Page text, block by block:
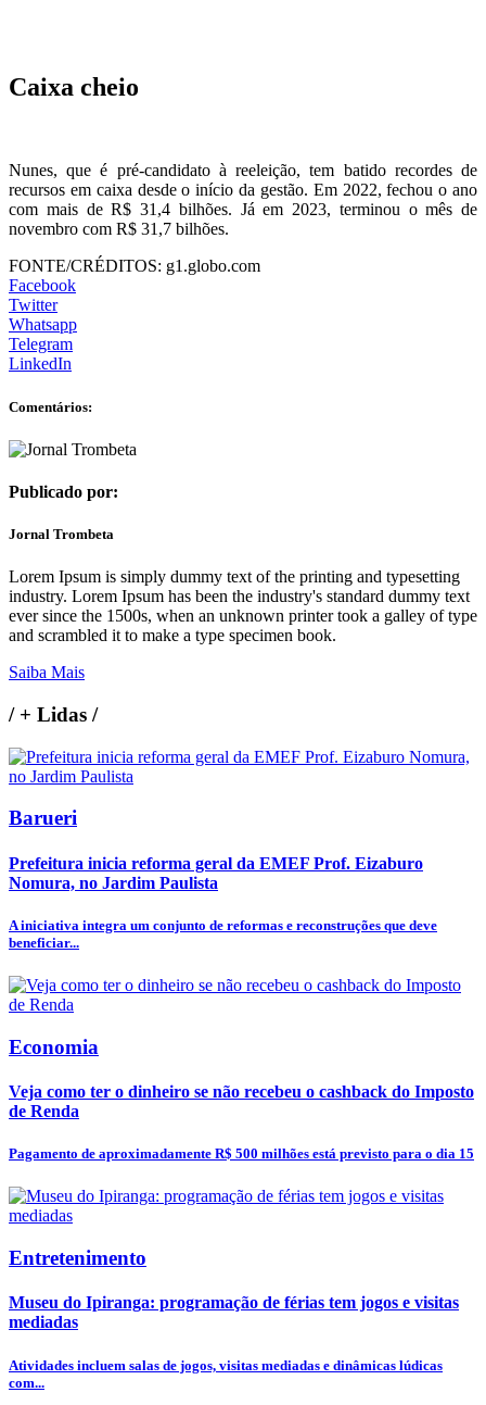
Caixa cheio
Nunes, que é pré-candidato à reeleição, tem batido recordes de
recursos em caixa desde o início da gestão. Em 2022, fechou o ano
com mais de R$ 31,4 bilhões. Já em 2023, terminou o mês de
novembro com R$ 31,7 bilhões.
FONTE/CRÉDITOS: g1.globo.com
Facebook
Twitter
Whatsapp
Telegram
LinkedIn
Comentários:
Publicado por:
Jornal Trombeta
Lorem Ipsum is simply dummy text of the printing and typesetting
industry. Lorem Ipsum has been the industry's standard dummy text
ever since the 1500s, when an unknown printer took a galley of type
and scrambled it to make a type specimen book.
Saiba Mais
/+ Lidas /
Barueri
Prefeitura inicia reforma geral da EMEF Prof. Eizaburo
Nomura, no Jardim Paulista
A iniciativa integra um conjunto de reformas e reconstruções que deve
beneficiar...
Economia
Veja como ter o dinheiro se não recebeu o cashback do Imposto
de Renda
Pagamento de aproximadamente R$ 500 milhões está previsto para o dia 15
Entretenimento
Museu do Ipiranga: programação de férias tem jogos e visitas
mediadas
Atividades incluem salas de jogos, visitas mediadas e dinâmicas lúdicas
com...